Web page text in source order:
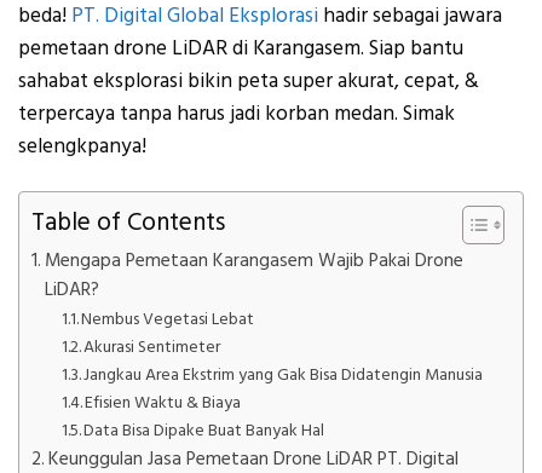
beda! PT. Digital Global Eksplorasi hadir sebagai jawara
pemetaan drone LiDAR di Karangasem. Siap bantu
sahabat eksplorasi bikin peta super akurat, cepat, &
terpercaya tanpa harus jadi korban medan. Simak
selengkpanya!
Table of Contents
Mengapa Pemetaan Karangasem Wajib Pakai Drone
LiDAR?
Nembus Vegetasi Lebat
Akurasi Sentimeter
Jangkau Area Ekstrim yang Gak Bisa Didatengin Manusia
Efisien Waktu & Biaya
Data Bisa Dipake Buat Banyak Hal
Keunggulan Jasa Pemetaan Drone LiDAR PT. Digital